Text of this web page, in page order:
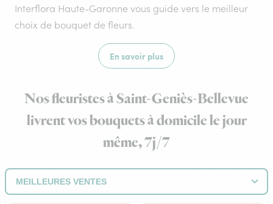
Interflora Haute-Garonne vous guide vers le meilleur
choix de bouquet de fleurs.
En savoir plus
Nos fleuristes à Saint-Geniès-Bellevue
livrent vos bouquets à domicile le jour
même, 7j/7